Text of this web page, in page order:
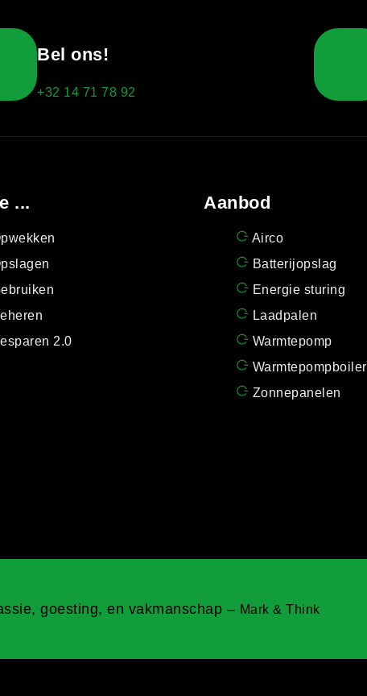
Bel ons!
+32 14 71 78 92
...
2.0
Aanbod
Airco
Batterijopslag
Energie sturing
Laadpalen
Warmtepomp
Warmtepompboiler
Zonnepanelen
goesting, en vakmanschap – Mark & Think